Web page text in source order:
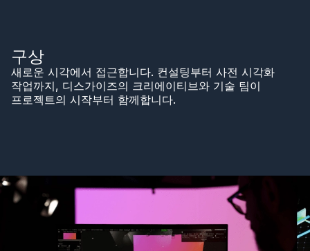
구상
새로운 시각에서 접근합니다. 컨설팅부터 사전 시각화
작업까지, 디스가이즈의 크리에이티브와 기술 팀이
프로젝트의 시작부터 함께합니다.